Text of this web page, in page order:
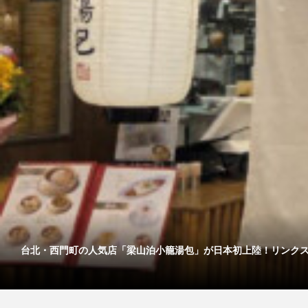
台北・西門町の人気店「梁山泊小籠湯包」が日本初上陸！リンク